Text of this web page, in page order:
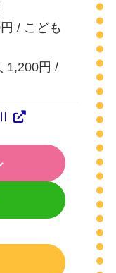
/ こども
1,200円 /
Ⅱ